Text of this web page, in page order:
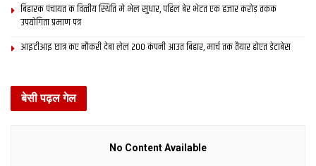
बिहारक पंचायत क वित्‍तीय स्थिति मे भेल सुधार, पहिल बेर भेटत एक हजार करोड़ तकक
उपयोगिता प्रमाण पत्र
आइटीआइ छात्र कए नौकरी देबा लेल 200 कंपनी आउत बिहार, मार्च तक तैयार होएत डेटाबेस
बेसी पढ़ल गेल
No Content Available